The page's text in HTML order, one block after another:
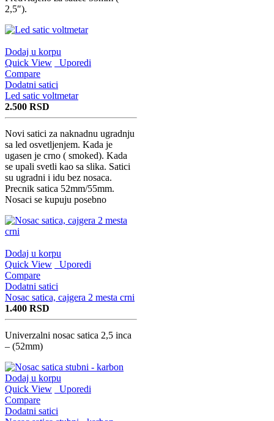
2,5″).
Dodaj u korpu
Quick View
Uporedi
Compare
Dodatni satici
Led satic voltmetar
2.500 RSD
Novi satici za naknadnu ugradnju
sa led osvetljenjem. Kada je
ugasen je crno ( smoked). Kada
se upali svetli kao sa slika. Satici
su ugradni i idu bez nosaca.
Precnik satica 52mm/55mm.
Nosaci se kupuju posebno
Dodaj u korpu
Quick View
Uporedi
Compare
Dodatni satici
Nosac satica, cajgera 2 mesta crni
1.400 RSD
Univerzalni nosac satica 2,5 inca
– (52mm)
Dodaj u korpu
Quick View
Uporedi
Compare
Dodatni satici